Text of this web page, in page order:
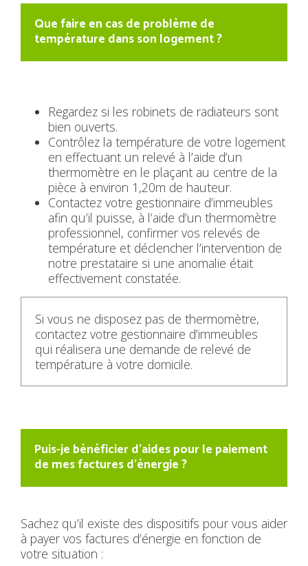
Que faire en cas de problème de
température dans son logement ?
Regardez si les robinets de radiateurs sont
bien ouverts.
Contrôlez la température de votre logement
en effectuant un relevé à l’aide d’un
thermomètre en le plaçant au centre de la
pièce à environ 1,20m de hauteur.
Contactez votre gestionnaire d’immeubles
afin qu’il puisse, à l’aide d’un thermomètre
professionnel, confirmer vos relevés de
température et déclencher l’intervention de
notre prestataire si une anomalie était
effectivement constatée.
Si vous ne disposez pas de thermomètre,
contactez votre gestionnaire d’immeubles
qui réalisera une demande de relevé de
température à votre domicile.
Puis-je bénéficier d’aides pour le paiement
de mes factures d’énergie ?
Sachez qu’il existe des dispositifs pour vous aider
à payer vos factures d’énergie en fonction de
votre situation :